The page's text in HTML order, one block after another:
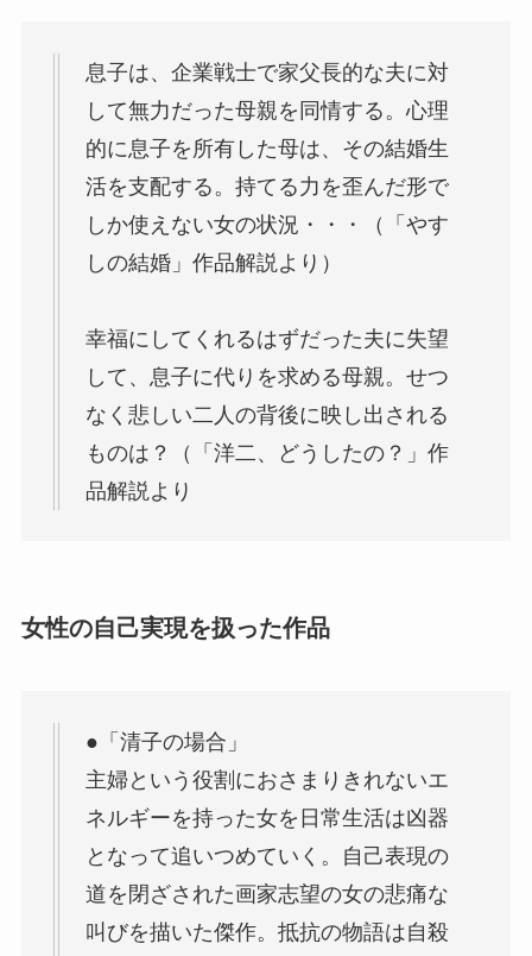
息子は、企業戦士で家父長的な夫に対
して無力だった母親を同情する。心理
的に息子を所有した母は、その結婚生
活を支配する。持てる力を歪んだ形で
しか使えない女の状況・・・（「やす
しの結婚」作品解説より）
幸福にしてくれるはずだった夫に失望
して、息子に代りを求める母親。せつ
なく悲しい二人の背後に映し出される
ものは？（「洋二、どうしたの？」作
品解説より
女性の自己実現を扱った作品
●「清子の場合」
主婦という役割におさまりきれないエ
ネルギーを持った女を日常生活は凶器
となって追いつめていく。自己表現の
道を閉ざされた画家志望の女の悲痛な
叫びを描いた傑作。抵抗の物語は自殺